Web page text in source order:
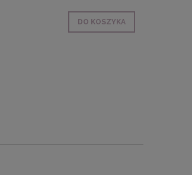
DO KOSZYKA